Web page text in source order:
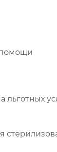
помощи